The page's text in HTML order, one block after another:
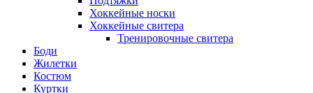
Хоккейные носки
Хоккейные свитера
Тренировочные свитера
Боди
Жилетки
Костюм
Куртки